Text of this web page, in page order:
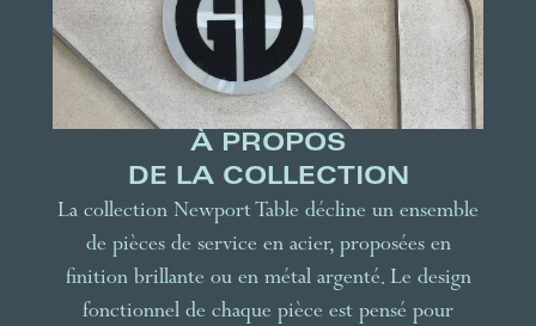
À PROPOS
DE LA COLLECTION
La collection Newport Table décline un ensemble
de pièces de service en acier, proposées en
finition brillante ou en métal argenté. Le design
fonctionnel de chaque pièce est pensé pour